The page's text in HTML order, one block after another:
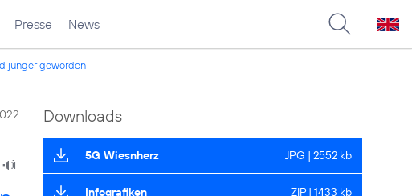
Presse News
jünger geworden
Downloads
5G Wiesnherz JPG | 2552 kb
Infografiken ZIP | 1433 kb